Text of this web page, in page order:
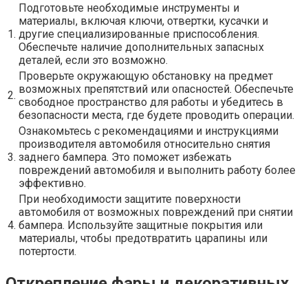
1.
Подготовьте необходимые инструменты и
материалы, включая ключи, отвертки, кусачки и
другие специализированные приспособления.
Обеспечьте наличие дополнительных запасных
деталей, если это возможно.
2.
Проверьте окружающую обстановку на предмет
возможных препятствий или опасностей. Обеспечьте
свободное пространство для работы и убедитесь в
безопасности места, где будете проводить операции.
3.
Ознакомьтесь с рекомендациями и инструкциями
производителя автомобиля относительно снятия
заднего бампера. Это поможет избежать
повреждений автомобиля и выполнить работу более
эффективно.
4.
При необходимости защитите поверхности
автомобиля от возможных повреждений при снятии
бампера. Используйте защитные покрытия или
материалы, чтобы предотвратить царапины или
потертости.